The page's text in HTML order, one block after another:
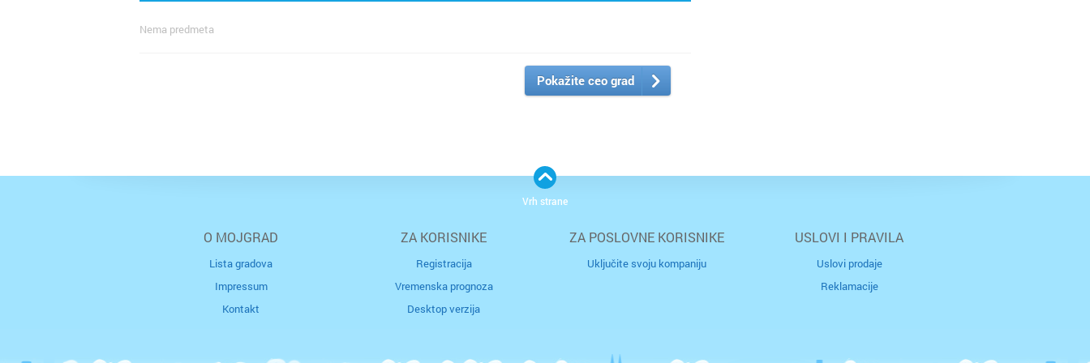
Nema predmeta
Pokažite ceo grad
O MOJGRAD
Lista gradova
Impressum
Kontakt
ZA KORISNIKE
Registracija
Vremenska prognoza
Desktop verzija
ZA POSLOVNE KORISNIKE
Uključite svoju kompaniju
USLOVI I PRAVILA
Uslovi prodaje
Reklamacije
Vrh strane